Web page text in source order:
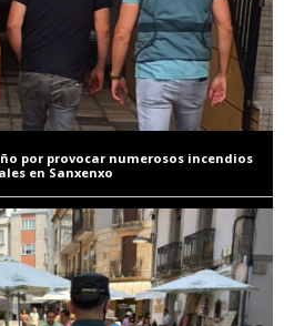
por provocar numerosos incendios
en Sanxenxo